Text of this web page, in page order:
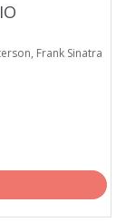
Frank Sinatra